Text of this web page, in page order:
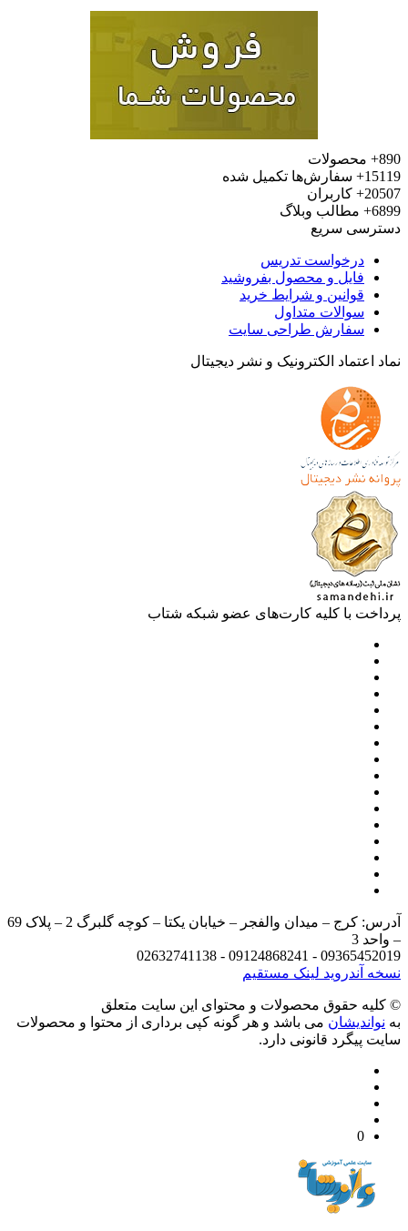
محصولات
سفارش‌ها تکمیل شده
کاربران
مطالب وبلاگ
سریع
درخواست تدریس
فایل و محصول بفروشید
قوانین و شرایط خرید
سوالات متداول
سفارش طراحی سایت
اعتماد الکترونیک و نشر دیجیتال
با کلیه کارت‌های عضو شبکه شتاب
آدرس: کرج – میدان والفجر – خیابان یکتا – کوچه گلبرگ 2 – پلاک 69
3
09365452019 - 09124868241 -
آندرویدلینک مستقیم
حقوق محصولات و محتوای اين سایت متعلق
می باشد و هر گونه کپی برداری از محتوا و محصولات
پیگرد قانونی دارد.